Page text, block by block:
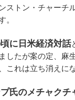
ストン・チャーチ
。
に日米経済対話
したが案の定、麻
これは立ち消えに
氏のメチャクチ